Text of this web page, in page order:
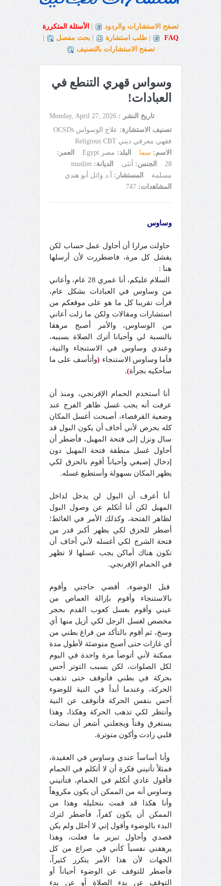
تصفح الاستشارات والردود
الأسئلة المتكررة
FAQ
طلب استشارة بحث مفصل
تصفح الاستشارات بالتصنيف
وسواس قهري التنطع في
العبادات!
تاريخ النشر : Monday, April 27, 2026
تصنيف الاستشارة:
علاج الوسواس OCSDs
فقهي معرفي ديني Religious CBT
الاسم: سما البلد: مصر Egypt
العمر:
28
الجنس: أنثى الديانة: muslim
مسلمة
المستشار:
أ.د وائل أبو هندي
المشاهدات: 747
وساوس
حاولت مرارا أن أحاول عمل حساب لكن
يفشل كل مرة، فاضطررت لأن أرسلها
هنا :
السلام عليكم، أنا عمري 28 عام، وأعاني
من وساوس في العبادات بشكل عام،
قرأت تقريبا كل ما هو على موقعكم من
استشارات ومقالات ولكن ما زلت أعاني
من الوساوس، والأمر أصبح مرهقا
بالنسبة لي وأحيانا أترك الصلاة بسببه،
وعندي وساوس في الاستنجاء والنية،
فأما وساوس الاستنجاء (وأتأسف على ما
سأحكيه بجرأة)
.
أنا أستخدم الحمام الإفرنجي، ومنذ أن
عرفت أنه يجب غسل ظاهر الفرج عند
وضعية القرفصاء، أصبحت أغسل المكان
كله بحرص لأني أخاف أن يكون البول قد
سال ونزل إلى فتحة المهبل، فأضطر أن
أحاول غسل منطقة فتحة المهبل دون
إدخال إصبعي وأحياناً أقوم بالحزق لكي
يظهر المكان بسهولة وأستطيع غسله.
أنا أعرف أن البول لن يدخل لداخل
المهبل لكن أنا أتكلم عن وصول البول
لظاهر الفتحة، وكذلك الأمر في الغائط؛
أضطر للحزق لكي يظهر أكبر قدر من
فتحة الشرج لكي أغسله لأني أخاف أن
تكون هناك أماكن يجب غسلها لا تظهر
في الحمام الإفرنجي.
قبل الوضوء، أقضي حاجتي وأقوم
بالاستنجاء وأقوم بإزالة العماص من
عيني وأقوم بغسل كعوب القدم بحجر
مخصص لغسل الرجل لكي أزيل منها أي
وسخ، ثم أقوم بالتأكد من فراغ بطني من
أي غازات حتى أصبح متوضئة لأطول مدة
ممكنة لأني أتوضأ مرة واحدة في اليوم
لكل الصلوات، لكن بسبب التوتر أحس
بحركة في بطني فأتوقف حتى تذهب
الحركة، وعندما أبدأ في النية للوضوء
أحس بنفس الحركة فأتوقف عن النية
وأنتظر لكي تذهب الحركة وهكذا، وهذا
يستغرق وقتاً ويجعلني أشعر أن نبضات
قلبي زادت وأكون متوترة.
وأنا أساساً عندي وساوس في العقيدة،
فمثلاً تأتيني فكرة أن لا أتكلم في الحمام
فأقول عادي أتكلم في الحمام، فتأتيني
وساوس أنه من الممكن أن يكون مكروهاً
وأنا هكذا قد قمت بتحليله وهذا من
الممكن أن يكون كفراً، فأضطر لترك
البدء بالوضوء وأقول إني لا أحلل ولم يكن
قصدي وأحاول تبرير ما فعلت، وهذا
يرهقني نفسياً كأني في صراع من كل
الجهات لأن هذا الأمر يتكرر كثيراً،
فأضطر للتوقف عن الوضوء أحياناً أو
التوقف عن بدء الصلاة أو عن بدء